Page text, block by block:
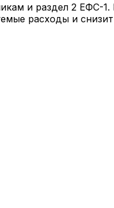
и раздел 2 ЕФС-1.
расходы и